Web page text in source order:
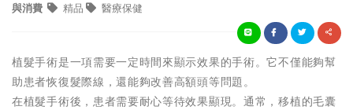
與消費 精品 醫療保健
植髮手術是一項需要一定時間來顯示效果的手術。它不僅能夠幫
助患者恢復髮際線，還能夠改善高額頭等問題。
在植髮手術後，患者需要耐心等待效果顯現。通常，移植的毛囊